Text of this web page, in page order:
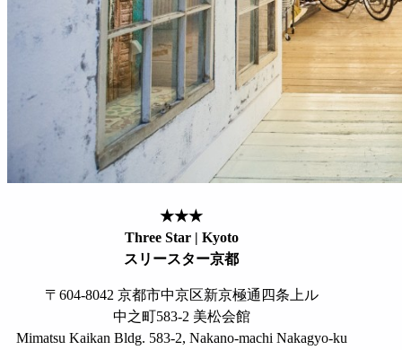
★★★
Three Star | Kyoto
スリースター京都
〒604-8042 京都市中京区新京極通四条上ル
中之町583-2 美松会館
Mimatsu Kaikan Bldg. 583-2, Nakano-machi Nakagyo-ku